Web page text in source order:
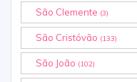
São Clemente (3)
São Cristóvão (133)
São João (102)